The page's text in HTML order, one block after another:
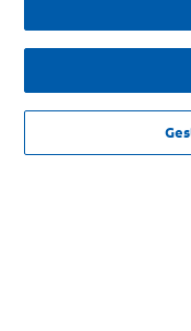
45
Dejanos tu mail para
que nadie.